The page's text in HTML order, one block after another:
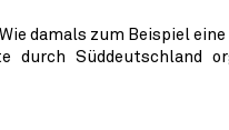
damals zum Beispiel
durch Süddeutschland